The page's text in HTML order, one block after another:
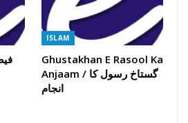
ISLAM
Ghustakhan E Rasool Ka
Anjaam / گستاخ رسول کا
انجام